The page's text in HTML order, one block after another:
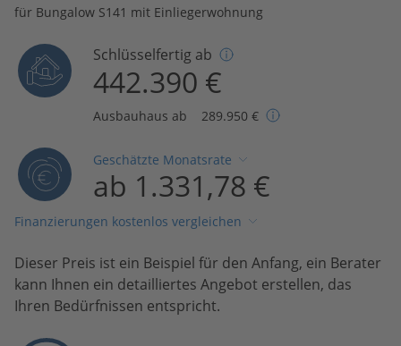
für Bungalow S141 mit Einliegerwohnung
Schlüsselfertig ab
442.390 €
Ausbauhaus ab 289.950 €
Geschätzte Monatsrate
ab 1.331,78 €
Finanzierungen kostenlos vergleichen
Dieser Preis ist ein Beispiel für den Anfang, ein Berater
kann Ihnen ein detailliertes Angebot erstellen, das
Ihren Bedürfnissen entspricht.